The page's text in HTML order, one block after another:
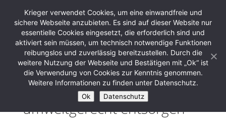
Elektro-Altgeräte
umweltgerecht entsorgen
Krieger verwendet Cookies, um eine einwandfreie und
sichere Webseite anzubieten. Es sind auf dieser Website nur
essentielle Cookies eingesetzt, die erforderlich sind und
aktiviert sein müssen, um technisch notwendige Funktionen
reibungslos und zuverlässig bereitzustellen. Durch die
weitere Nutzung der Webseite und Bestätigen mit „Ok“ ist
die Verwendung von Cookies zur Kenntnis genommen.
Weitere Informationen zu finden unter Datenschutz.
Ok Datenschutz